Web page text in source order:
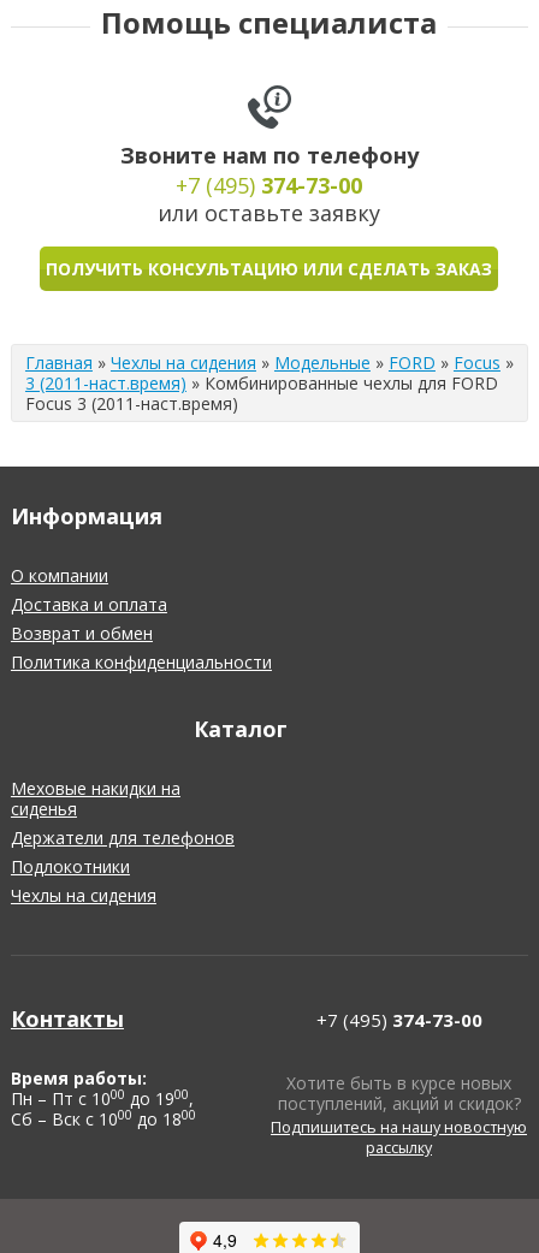
Помощь специалиста
Звоните нам по телефону
+7 (495) 374-73-00
или оставьте заявку
ПОЛУЧИТЬ КОНСУЛЬТАЦИЮ ИЛИ СДЕЛАТЬ ЗАКАЗ
Главная » Чехлы на сидения » Модельные » FORD » Focus »
3 (2011-наст.время) » Комбинированные чехлы для FORD
Focus 3 (2011-наст.время)
Информация
О компании
Доставка и оплата
Возврат и обмен
Политика конфиденциальности
Каталог
Меховые накидки на
сиденья
Держатели для телефонов
Подлокотники
Чехлы на сидения
Контакты
Время работы:
Пн – Пт с 1000 до 1900,
Сб – Вск с 1000 до 1800
+7 (495) 374-73-00
Хотите быть в курсе новых
поступлений, акций и скидок?
Подпишитесь на нашу новостную
рассылку